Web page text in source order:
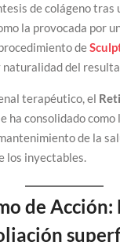
de colágeno tras
la provocada por
de
naturalidad del
terapéutico, el
ha consolidado
de la
los inyectables.
de Acción: